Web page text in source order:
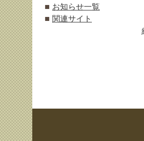
お知らせ一覧
関連サイト